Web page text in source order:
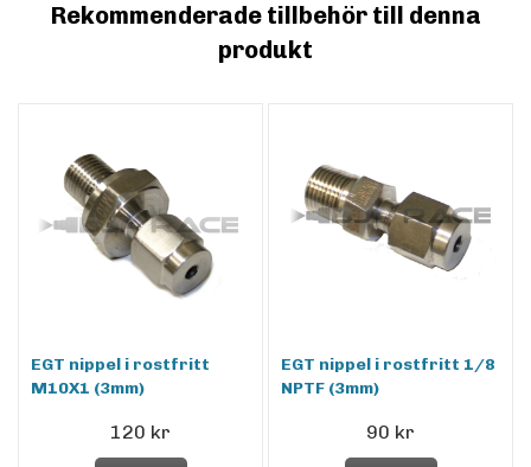
Rekommenderade tillbehör till denna
produkt
EGT nippel i rostfritt
M10X1 (3mm)
120 kr
EGT nippel i rostfritt 1/8
NPTF (3mm)
90 kr